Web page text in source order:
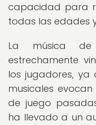
capacidad para
todas las edades
La música de
estrechamente
los jugadores,
musicales
de juego
ha llevado a un